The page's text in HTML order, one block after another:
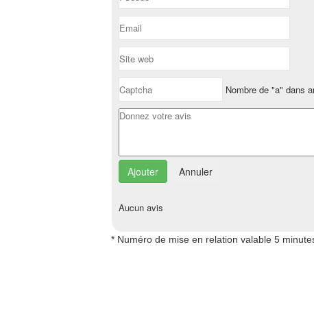
Nombre de "a" dans
Annuler
Aucun avis
* Numéro de mise en relation valable 5